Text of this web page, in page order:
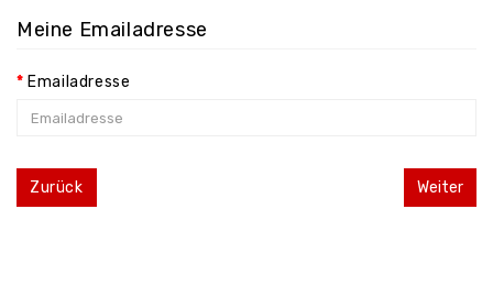
Meine Emailadresse
Emailadresse
Zurück